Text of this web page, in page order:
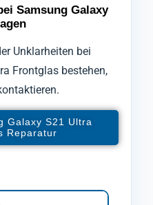
Samsung Galaxy
Unklarheiten bei
Frontglas bestehen,
Galaxy S21 Ultra
Reparatur